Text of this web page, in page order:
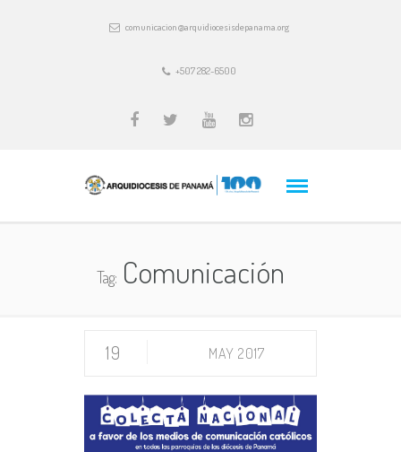
comunicacion@arquidiocesisdepanama.org
+507 282-6500
Tag:Comunicación
19 MAY 2017